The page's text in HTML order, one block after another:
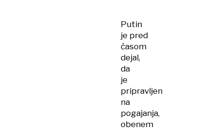
Putin
je pred
časom
dejal,
da
je
pripravljen
na
pogajanja,
obenem